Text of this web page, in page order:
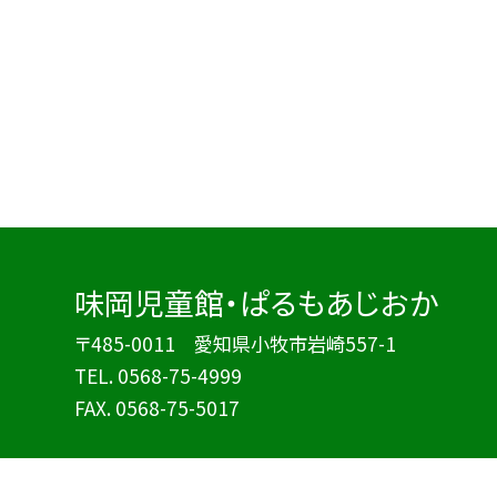
味岡児童館・ぱるもあじおか
〒485-0011 愛知県小牧市岩崎557-1
TEL. 0568-75-4999
FAX. 0568-75-5017